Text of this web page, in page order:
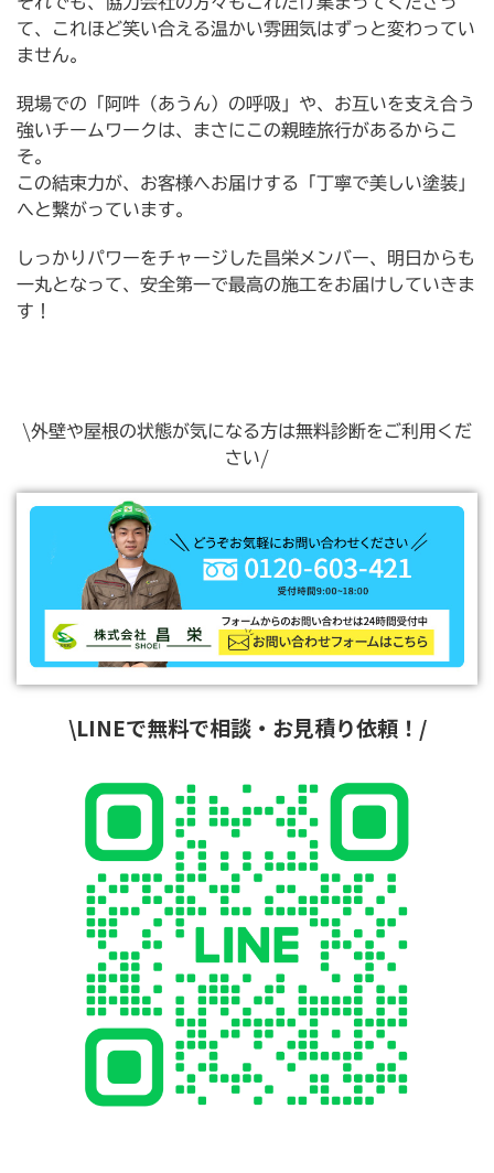
て、これほど笑い合える温かい雰囲気はずっと変わってい
ません。
現場での「阿吽（あうん）の呼吸」や、お互いを支え合う
強いチームワークは、まさにこの親睦旅行があるからこ
そ。
この結束力が、お客様へお届けする「丁寧で美しい塗装」
へと繋がっています。
しっかりパワーをチャージした昌栄メンバー、明日からも
一丸となって、安全第一で最高の施工をお届けしていきま
す！
\外壁や屋根の状態が気になる方は無料診断をご利用くだ
さい/
\LINEで無料で相談・お見積り依頼！/